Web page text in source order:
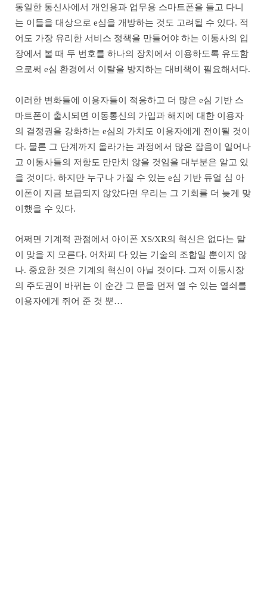
동일한 통신사에서 개인용과 업무용 스마트폰을 들고 다니
는 이들을 대상으로 e심을 개방하는 것도 고려될 수 있다. 적
어도 가장 유리한 서비스 정책을 만들어야 하는 이통사의 입
장에서 볼 때 두 번호를 하나의 장치에서 이용하도록 유도함
으로써 e심 환경에서 이탈을 방지하는 대비책이 필요해서다.
이러한 변화들에 이용자들이 적응하고 더 많은 e심 기반 스
마트폰이 출시되면 이동통신의 가입과 해지에 대한 이용자
의 결정권을 강화하는 e심의 가치도 이용자에게 전이될 것이
다. 물론 그 단계까지 올라가는 과정에서 많은 잡음이 일어나
고 이통사들의 저항도 만만치 않을 것임을 대부분은 알고 있
을 것이다. 하지만 누구나 가질 수 있는 e심 기반 듀얼 심 아
이폰이 지금 보급되지 않았다면 우리는 그 기회를 더 늦게 맞
이했을 수 있다.
어쩌면 기계적 관점에서 아이폰 XS/XR의 혁신은 없다는 말
이 맞을 지 모른다. 어차피 다 있는 기술의 조합일 뿐이지 않
나. 중요한 것은 기계의 혁신이 아닐 것이다. 그저 이통시장
의 주도권이 바뀌는 이 순간 그 문을 먼저 열 수 있는 열쇠를
이용자에게 쥐어 준 것 뿐…